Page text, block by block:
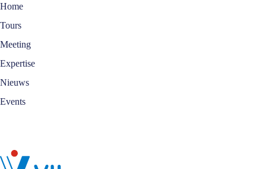
Home
Tours
Meeting
Expertise
Nieuws
Events